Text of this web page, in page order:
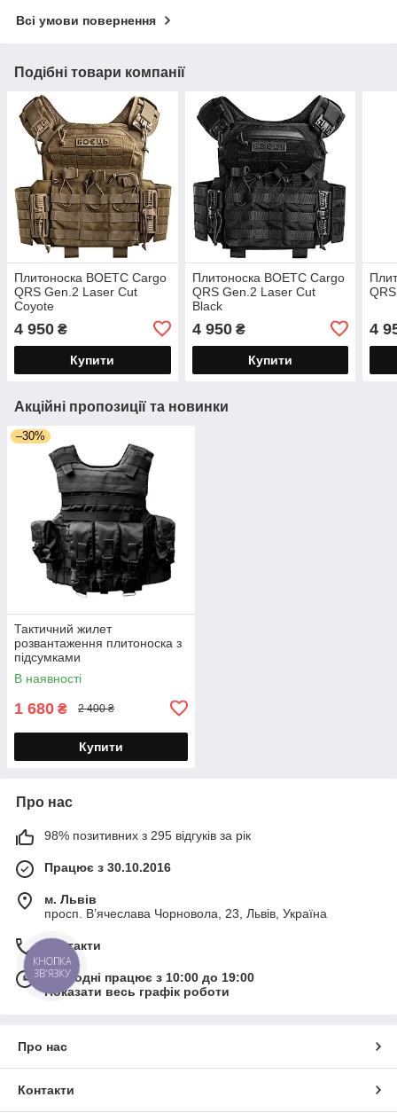
Всі умови повернення
Подібні товари компанії
Плитоноска BOETC Cargo
QRS Gen.2 Laser Cut
Coyote
4 950 ₴
Купити
Плитоноска BOETC Cargo
QRS Gen.2 Laser Cut
Black
4 950₴
Купити
4
Акційні пропозиції та новинки
–30%
Тактичний жилет
розвантаження плитоноска з
підсумками
В наявності
1 680 ₴ 2 400 ₴
Купити
Про нас
98% позитивних з 295 відгуків за рік
Працює з 30.10.2016
м. Львів
просп. В’ячеслава Чорновола, 23, Львів, Україна
Контакти
Сьогодні працює з 10:00 до 19:00
Показати весь графік роботи
Про нас
Контакти
КНОПКА
ЗВ'ЯЗКУ